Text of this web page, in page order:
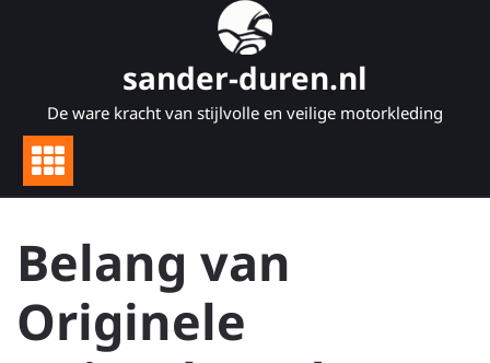
sander-duren.nl
De ware kracht van stijlvolle en veilige motorkleding
Belang van
Originele